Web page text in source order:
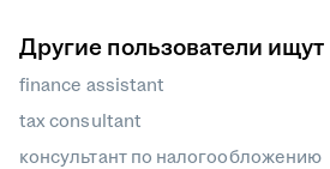
Другие пользователи ищут
finance assistant
tax consultant
консультант по налогообложению